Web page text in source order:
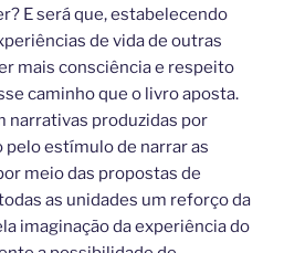
E será que, estabelecendo
de vida de outras
mais consciência e respeito
caminho que o livro aposta.
narrativas produzidas por
estímulo de narrar as
meio das propostas de
as unidades um reforço da
imaginação da experiência do